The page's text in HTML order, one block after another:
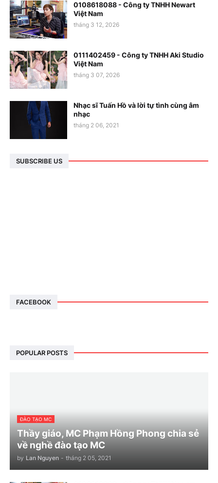
0108618088 - Công ty TNHH Newart
Việt Nam
tháng 3 12, 2026
0111402459 - Công ty TNHH Aki Studio
Việt Nam
tháng 3 07, 2026
Nhạc sĩ Tuấn Hồ và lời tự tình cùng âm
nhạc
tháng 2 06, 2021
SUBSCRIBE US
FACEBOOK
POPULAR POSTS
ĐÀO TẠO MC
Thầy giáo, MC Phạm Hồng Phong chia sẻ
về nghề đào tạo MC
by Lan Nguyen - tháng 2 05, 2021